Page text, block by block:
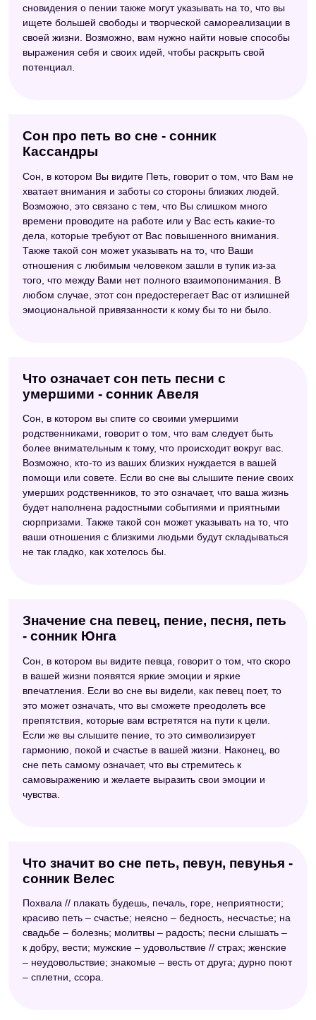
сновидения о пении также могут указывать на то, что вы
ищете большей свободы и творческой самореализации в
своей жизни. Возможно, вам нужно найти новые способы
выражения себя и своих идей, чтобы раскрыть свой
потенциал.
Сон про петь во сне - сонник
Кассандры
Сон, в котором Вы видите Петь, говорит о том, что Вам не
хватает внимания и заботы со стороны близких людей.
Возможно, это связано с тем, что Вы слишком много
времени проводите на работе или у Вас есть какие-то
дела, которые требуют от Вас повышенного внимания.
Также такой сон может указывать на то, что Ваши
отношения с любимым человеком зашли в тупик из-за
того, что между Вами нет полного взаимопонимания. В
любом случае, этот сон предостерегает Вас от излишней
эмоциональной привязанности к кому бы то ни было.
Что означает сон петь песни с
умершими - сонник Авеля
Сон, в котором вы спите со своими умершими
родственниками, говорит о том, что вам следует быть
более внимательным к тому, что происходит вокруг вас.
Возможно, кто-то из ваших близких нуждается в вашей
помощи или совете. Если во сне вы слышите пение своих
умерших родственников, то это означает, что ваша жизнь
будет наполнена радостными событиями и приятными
сюрпризами. Также такой сон может указывать на то, что
ваши отношения с близкими людьми будут складываться
не так гладко, как хотелось бы.
Значение сна певец, пение, песня, петь
- сонник Юнга
Сон, в котором вы видите певца, говорит о том, что скоро
в вашей жизни появятся яркие эмоции и яркие
впечатления. Если во сне вы видели, как певец поет, то
это может означать, что вы сможете преодолеть все
препятствия, которые вам встретятся на пути к цели.
Если же вы слышите пение, то это символизирует
гармонию, покой и счастье в вашей жизни. Наконец, во
сне петь самому означает, что вы стремитесь к
самовыражению и желаете выразить свои эмоции и
чувства.
Что значит во сне петь, певун, певунья -
сонник Велес
Похвала // плакать будешь, печаль, горе, неприятности;
красиво петь – счастье; неясно – бедность, несчастье; на
свадьбе – болезнь; молитвы – радость; песни слышать –
к добру, вести; мужские – удовольствие // страх; женские
– неудовольствие; знакомые – весть от друга; дурно поют
– сплетни, ссора.